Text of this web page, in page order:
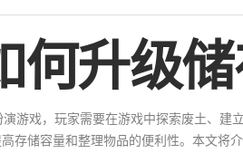
何升级
游戏，玩家需要在游戏中探索废土、
存储容量和整理物品的便利性。本文将